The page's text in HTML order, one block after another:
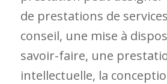
de prestations de
conseil, une mise à
savoir-faire, une
intellectuelle, la